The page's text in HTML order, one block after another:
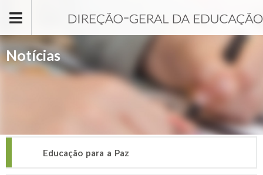
Notícias
Educação para a Paz